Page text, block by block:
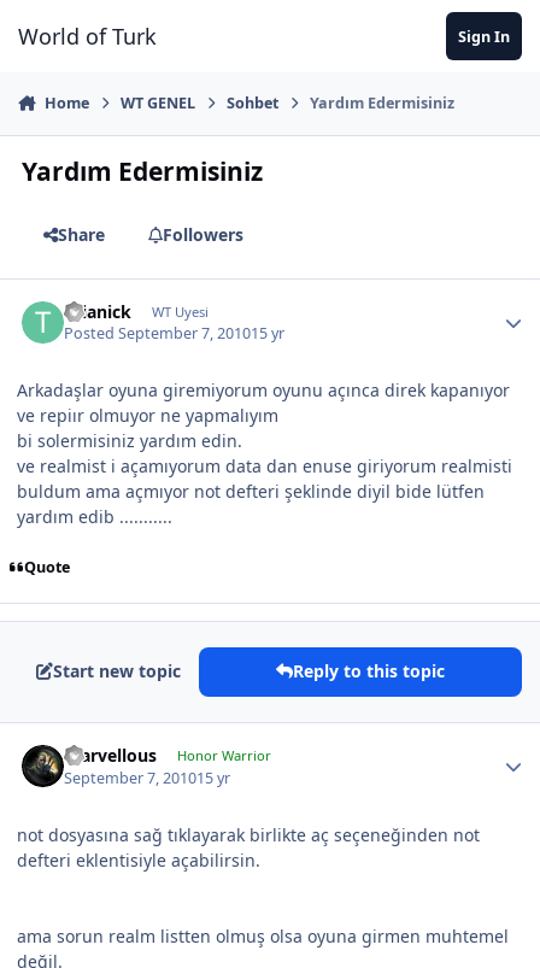
World of Turk Sign In
Home WT GENEL Sohbet Yardım Edermisiniz
Yardım Edermisiniz
Share Followers
thianick WT Uyesi
PostedSeptember 7, 201015 yr
Arkadaşlar oyuna giremiyorum oyunu açınca direk kapanıyor
ve repiır olmuyor ne yapmalıyım
bi solermisiniz yardım edin.
ve realmist i açamıyorum data dan enuse giriyorum realmisti
buldum ama açmıyor not defteri şeklinde diyil bide lütfen
yardım edib ...........
Quote
Start new topic Reply to this topic
marvellous Honor Warrior
September 7, 201015 yr
not dosyasına sağ tıklayarak birlikte aç seçeneğinden not
defteri eklentisiyle açabilirsin.
ama sorun realm listten olmuş olsa oyuna girmen muhtemel
değil.